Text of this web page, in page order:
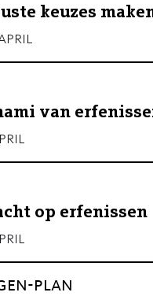
keuzes
van
op erfenissen
plan